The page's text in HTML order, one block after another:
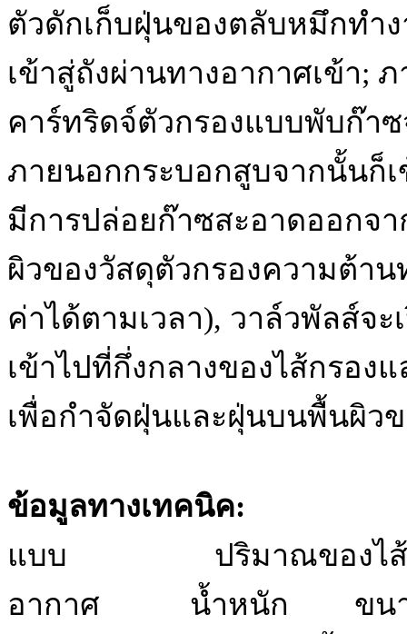
ตัวดักเก็บฝุ่นของตลับหมึกทำ
เข้าสู่ถังผ่านทางอากาศเข้า;
คาร์ทริดจ์ตัวกรองแบบพับก๊า
ภายนอกกระบอกสูบจากนั้นก็
มีการปล่อยก๊าซสะอาดออกจ
ผิวของวัสดุตัวกรองความต้าน
ค่าได้ตามเวลา), วาล์วพัลส์จ
เข้าไปที่กึ่งกลางของไส้กรอง
เพื่อกำจัดฝุ่นและฝุ่นบนพื้นผิว
ข้อมูลทางเทคนิค:
แบบ ปริมาณของไส้ก
อากาศ น้ำหนัก ขนาด